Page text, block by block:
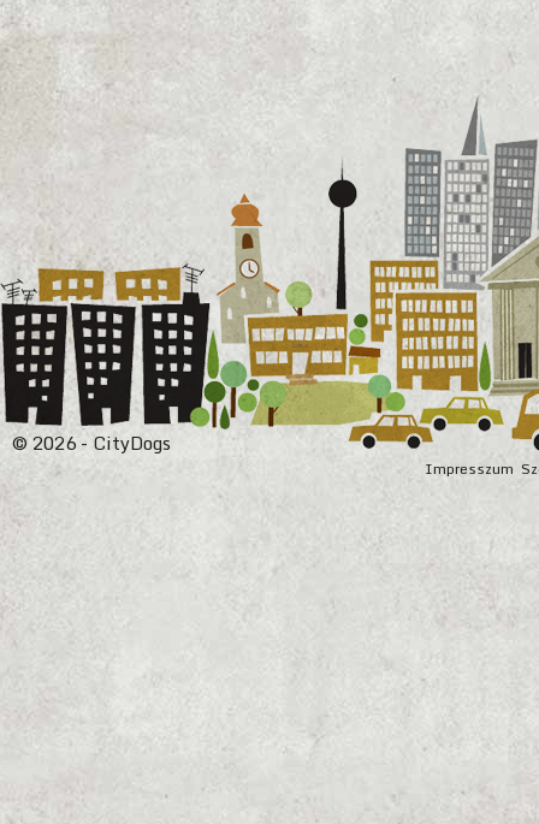
Impresszum
© 2026 - CityDogs